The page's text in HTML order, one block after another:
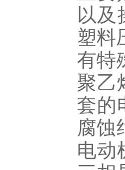
以及
塑料
有特
聚乙
套的
腐蚀
电动